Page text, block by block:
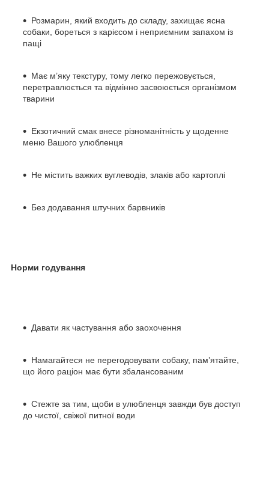
Розмарин, який входить до складу, захищає ясна
собаки, бореться з карієсом і неприємним запахом із
пащі
Має м’яку текстуру, тому легко пережовується,
перетравлюється та відмінно засвоюється організмом
тварини
Екзотичний смак внесе різноманітність у щоденне
меню Вашого улюбленця
Не містить важких вуглеводів, злаків або картоплі
Без додавання штучних барвників
Норми годування
Давати як частування або заохочення
Намагайтеся не перегодовувати собаку, пам’ятайте,
що його раціон має бути збалансованим
Стежте за тим, щоби в улюбленця завжди був доступ
до чистої, свіжої питної води